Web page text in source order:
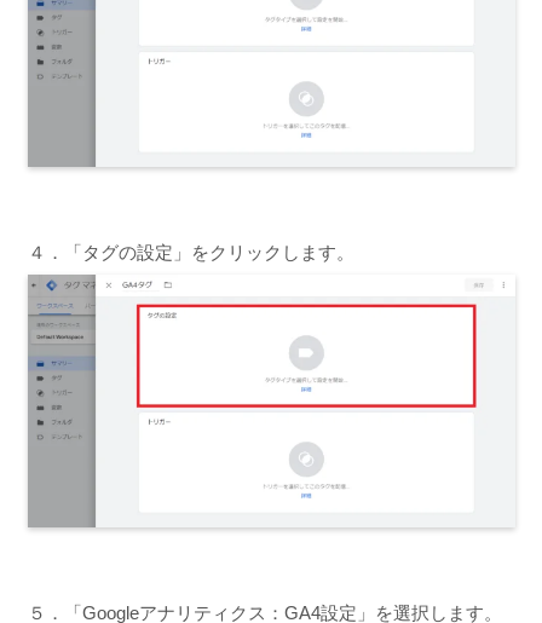
４．「タグの設定」をクリックします。
５．「Googleアナリティクス：GA4設定」を選択します。